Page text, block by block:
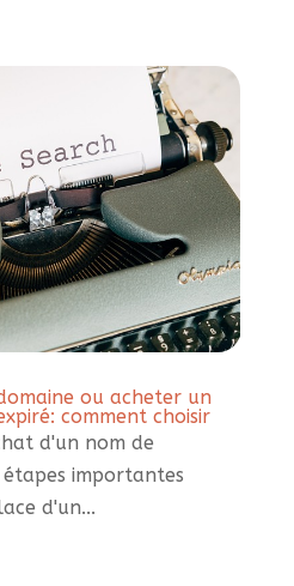
ou acheter un
comment choisir
d'un nom de
importantes
d'un...